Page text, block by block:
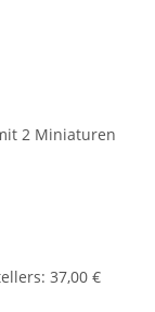
2 Miniaturen
: 37,00 €